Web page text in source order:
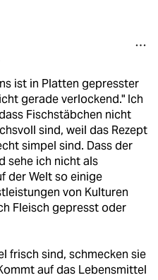
ist in Platten gepresster
gerade verlockend." Ich
Fischstäbchen nicht
sind, weil das Rezept
simpel sind. Dass der
sehe ich nicht als
der Welt so einige
von Kulturen
Fleisch gepresst oder
frisch sind, schmecken sie
auf das Lebensmittel